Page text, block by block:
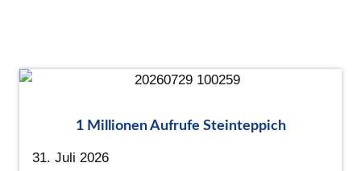
1 Millionen Aufrufe Steinteppich
31. Juli 2026